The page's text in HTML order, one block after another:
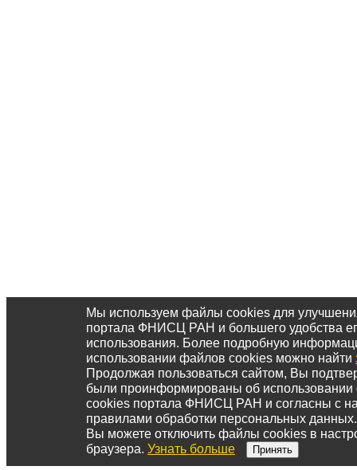
Мы используем файлы cookies для
портала ФНИСЦ РАН и большего удобства
использования. Более подробную
использовании файлов cookies можно найти
Продолжая пользоваться сайтом, Вы
были проинформированы об
cookies портала ФНИСЦ РАН и согласны с
правилами обработки персональных данных.
Вы можете отключить файлы cookies в
браузера. Узнать больше Принять